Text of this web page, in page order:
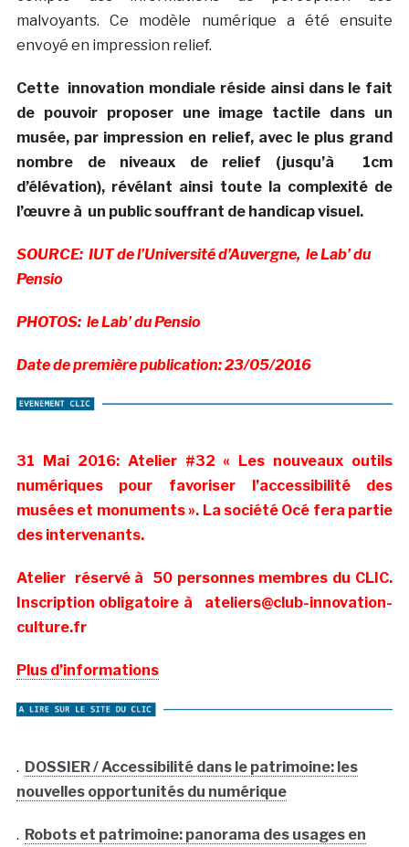
malvoyants. Ce modèle numérique a été ensuite
envoyé en impression relief.
Cette innovation mondiale réside ainsi dans le fait
de pouvoir proposer une image tactile dans un
musée, par impression en relief, avec le plus grand
nombre de niveaux de relief (jusqu’à 1cm
d’élévation), révélant ainsi toute la complexité de
l’œuvre à un public souffrant de handicap visuel.
SOURCE: IUT de l’Université d’Auvergne, le Lab’ du
Pensio
PHOTOS: le Lab’ du Pensio
Date de première publication: 23/05/2016
31 Mai 2016: Atelier #32 « Les nouveaux outils
numériques pour favoriser l’accessibilité des
musées et monuments ». La société Océ fera partie
des intervenants.
Atelier réservé à 50 personnes membres du CLIC.
Inscription obligatoire à ateliers@club-innovation-
culture.fr
Plus d’informations
. DOSSIER / Accessibilité dans le patrimoine: les
nouvelles opportunités du numérique
. Robots et patrimoine: panorama des usages en